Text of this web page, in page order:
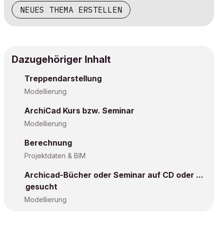
NEUES THEMA ERSTELLEN
Dazugehöriger Inhalt
Treppendarstellung
Modellierung
ArchiCad Kurs bzw. Seminar
Modellierung
Berechnung
Projektdaten & BIM
Archicad-Bücher oder Seminar auf CD oder ...
gesucht
Modellierung